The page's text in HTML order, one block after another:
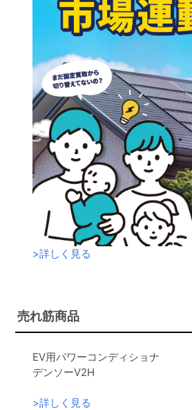
>詳しく見る
売れ筋商品
EV用パワーコンディショナ
デンソーV2H
>詳しく見る